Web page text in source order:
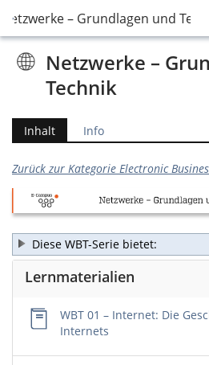
Netzwerke – Grundlagen und
Netzwerke –
Technik
Inhalt Info
Zurück zur Kategorie Electronic
Diese WBT-Serie bietet:
Lernmaterialien
WBT 01 – Internet: Die
Internets